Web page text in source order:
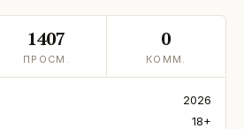
1407
ПРОСМ.
0
КОММ.
2026
18+